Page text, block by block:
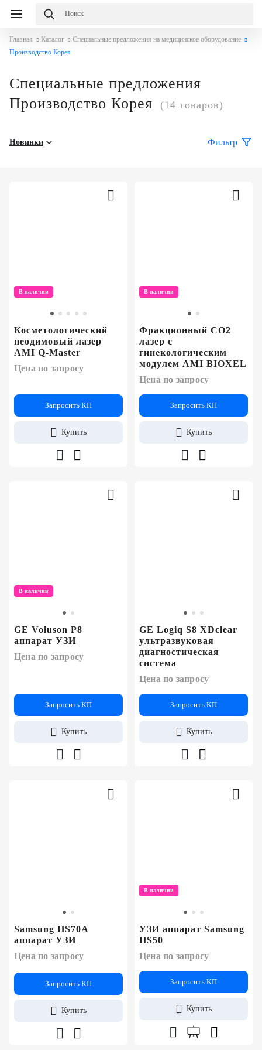
Главная Каталог
Специальные предложения на медицинское оборудование
Производство Корея
Специальные предложения
Производство Корея
(14 товаров)
Новинки Фильтр
В наличии
Косметологический
неодимовый лазер
AMI Q-Master
Цена по запросу
Запросить КП
Купить
В наличии
Фракционный CO2
лазер c
гинекологическим
модулем AMI BIOXEL
Цена по запросу
Запросить КП
Купить
В наличии
GE Voluson P8
аппарат УЗИ
Цена по запросу
Запросить КП
Купить
GE Logiq S8 XDclear
ультразвуковая
диагностическая
система
Цена по запросу
Запросить КП
Купить
Samsung HS70A
аппарат УЗИ
Цена по запросу
Запросить КП
Купить
В наличии
УЗИ аппарат Samsung
HS50
Цена по запросу
Запросить КП
Купить